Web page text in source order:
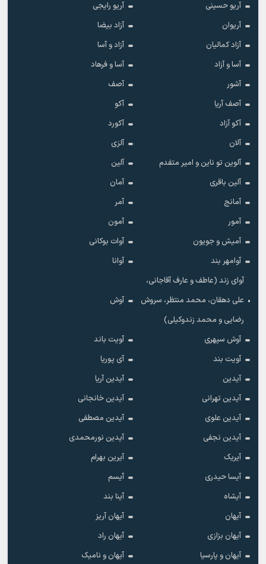
آریو حسینی
آریو رایجی
آریوان
آزاد بیضا
آزاد کمالیان
آزاد و آسا
آسا و آزاد
آسا و فرهاد
آشور
آصف
آصف آریا
آکو
آکو آزاد
آکورد
آلان
آلزی
آلوین تو ناین و امیر متفدم
آلین
آلین باقری
آمان
آمانج
آمر
آمور
آمون
آمیش و جویون
آوات بوکانی
آوامهر بند
آوانا
آوای زند (عاطف و عارف آقاجانی،
علی دهقان، محمد منتظر، سروش
رضایی و محمد زندوکیلی)
آوش
آوش سپهری
آویت باند
آویت بند
آی پوریا
آیدین
آیدین آریا
آیدین تهرانی
آیدین خانجانی
آیدین علوی
آیدین مصطفی
آیدین نجفی
آیدین نورمحمدی
آیریک
آیرین بهرام
آیسا حیدری
آیسم
آیشاه
آینا بند
آیهان
آیهان آریز
آیهان بزازی
آیهان راد
آیهان و پارسیا
آیهان و نامیک